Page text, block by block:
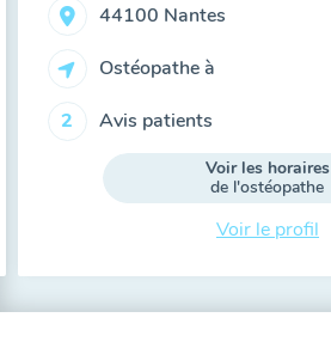
44100 Nantes
Ostéopathe à
2 Avis patients
Voir les horaires
de l'ostéopathe
Voir le profil